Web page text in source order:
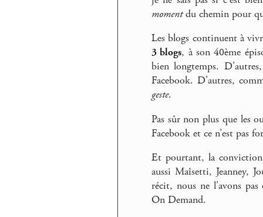
momentdu chemin pour
Les blogs continuent à
3 blogs, à son 40ème
bien longtemps.
Facebook. D’autres,
geste.
Pas sûr non plus que les
Facebook et ce n’est pas
Et pourtant, la conviction
aussi Maîsetti, Jeanney,
récit, nous ne l’avons
On Demand.